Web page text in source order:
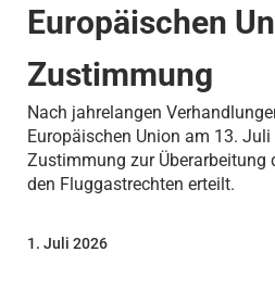
Europäischen
Zustimmung
Nach jahrelangen
Europäischen Union am 13.
Zustimmung zur Überarbeitung
den Fluggastrechten erteilt.
1. Juli 2026